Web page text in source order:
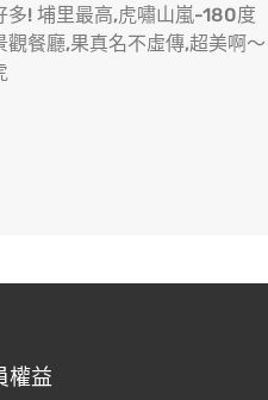
多! 埔里最高,虎嘯山嵐-180度
觀餐廳,果真名不虛傳,超美啊〜
權益